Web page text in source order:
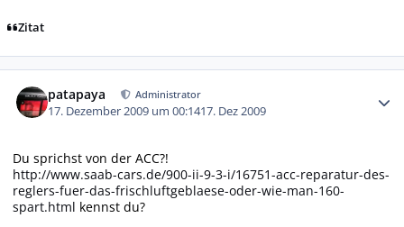
Zitat
patapaya Administrator
17. Dezember 2009 um 00:1417. Dez 2009
Du sprichst von der ACC?!
http://www.saab-cars.de/900-ii-9-3-i/16751-acc-reparatur-des-
reglers-fuer-das-frischluftgeblaese-oder-wie-man-160-
spart.html kennst du?